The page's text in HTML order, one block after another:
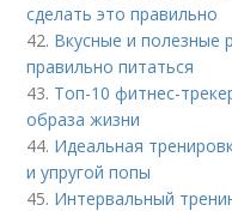
сделать это правильно
42. Вкусные и полезные
правильно питаться
43. Топ-10 фитнес-
образа жизни
44. Идеальная
и упругой попы
45. Интервальный